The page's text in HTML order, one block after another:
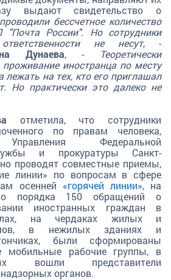
выдают свидетельство о
бессчетное количество
России". Но сотрудники
не несут, -
Дунаева, - Теоретически
проживание иностранца по месту
лежать на тех, кто его приглашал
Но практически это далеко не
отметила, что сотрудники
по правам человека,
Управления Федеральной
и прокуратуры Санкт-
проводят совместные приемы,
линии» по вопросам в сфере
осенней «горячей линии», на
порядка 150 обращений о
иностранных граждан в
на чердаках жилых и
в нежилых зданиях и
были сформированы
мобильные рабочие группы, в
вошли представители
органов.